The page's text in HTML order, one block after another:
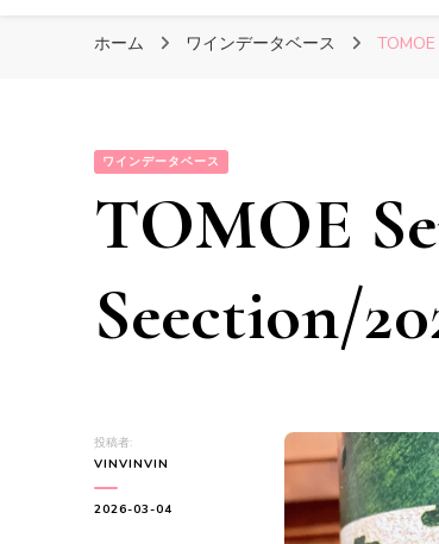
ホーム ワインデータベース
ワインデータベース
TOMOE
Seection/
投稿者:
VINVINVIN
2026-03-04